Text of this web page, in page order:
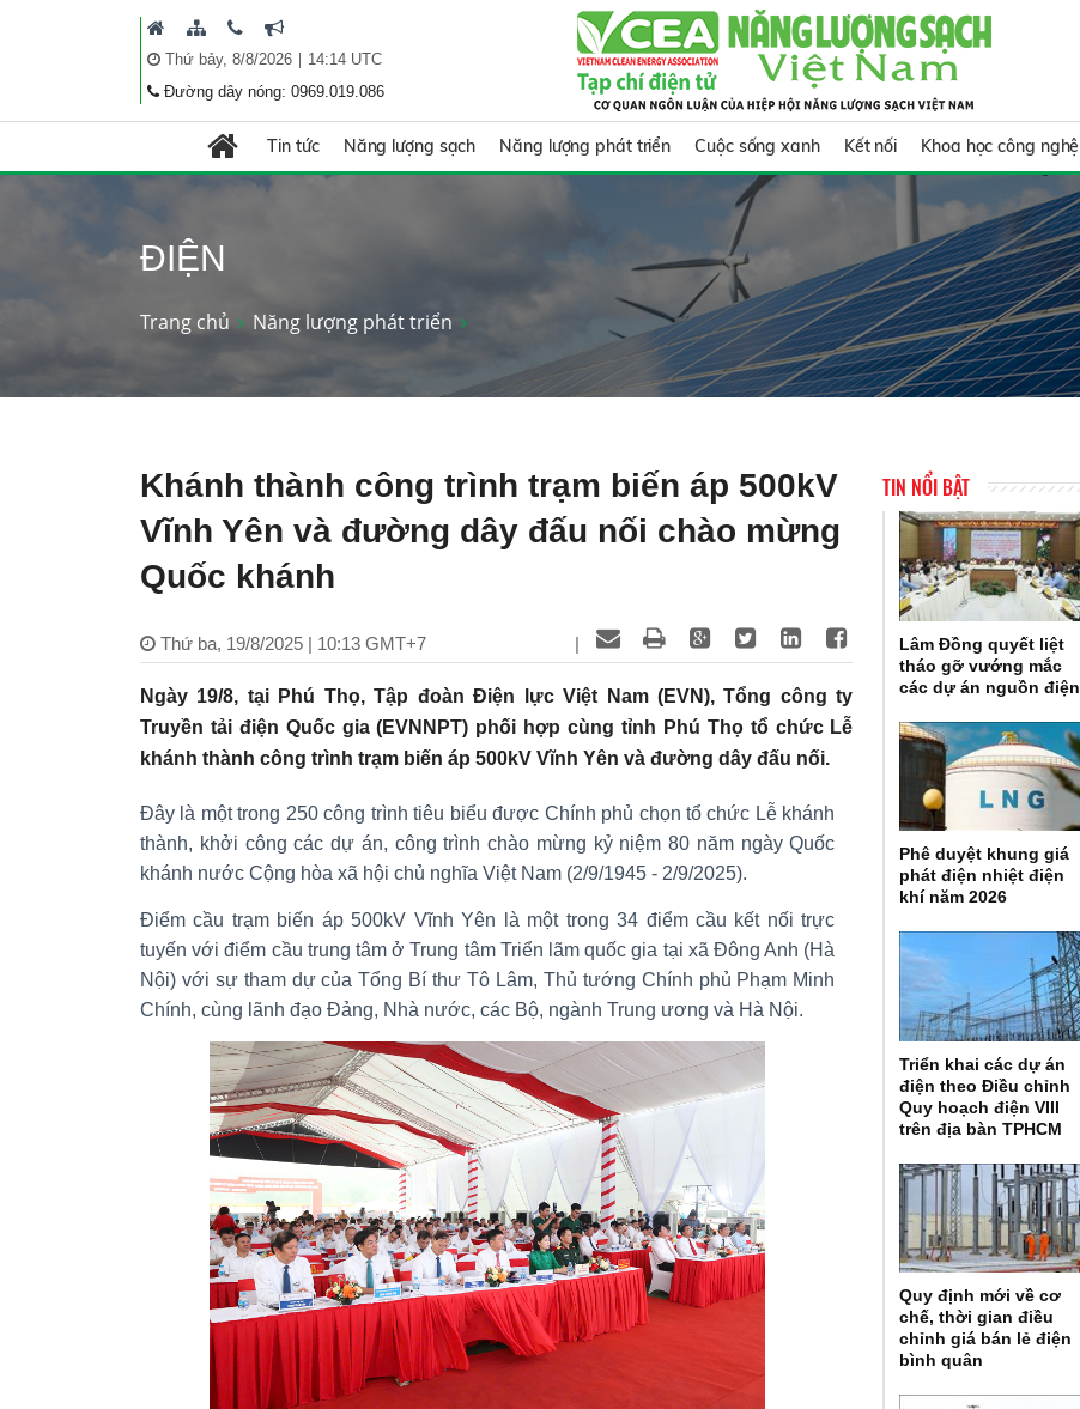
Thứ bảy, 8/8/2026| 14:14 UTC
Đường dây nóng: 0969.019.086
Tin tức Năng lượng sạch Năng lượng phát triển Cuộc sống xanh Kết nối Khoa học công nghệ
ĐIỆN
Trang chủ Năng lượng phát triển
Khánh thành công trình trạm biến áp 500kV
Vĩnh Yên và đường dây đấu nối chào mừng
Quốc khánh
Thứ ba, 19/8/2025 | 10:13 GMT+7 |
Ngày 19/8, tại Phú Thọ, Tập đoàn Điện lực Việt Nam (EVN), Tổng công ty
Truyền tải điện Quốc gia (EVNNPT) phối hợp cùng tỉnh Phú Thọ tổ chức Lễ
khánh thành công trình trạm biến áp 500kV Vĩnh Yên và đường dây đấu nối.
Đây là một trong 250 công trình tiêu biểu được Chính phủ chọn tổ chức Lễ khánh
thành, khởi công các dự án, công trình chào mừng kỷ niệm 80 năm ngày Quốc
khánh nước Cộng hòa xã hội chủ nghĩa Việt Nam (2/9/1945 - 2/9/2025).
Điểm cầu trạm biến áp 500kV Vĩnh Yên là một trong 34 điểm cầu kết nối trực
tuyến với điểm cầu trung tâm ở Trung tâm Triển lãm quốc gia tại xã Đông Anh (Hà
Nội) với sự tham dự của Tổng Bí thư Tô Lâm, Thủ tướng Chính phủ Phạm Minh
Chính, cùng lãnh đạo Đảng, Nhà nước, các Bộ, ngành Trung ương và Hà Nội.
TIN NỔI BẬT
Lâm Đồng quyết liệt
tháo gỡ vướng mắc
các dự án nguồn điện
Phê duyệt khung giá
phát điện nhiệt điện
khí năm 2026
Triển khai các dự án
điện theo Điều chỉnh
Quy hoạch điện VIII
trên địa bàn TPHCM
Quy định mới về cơ
chế, thời gian điều
chỉnh giá bán lẻ điện
bình quân